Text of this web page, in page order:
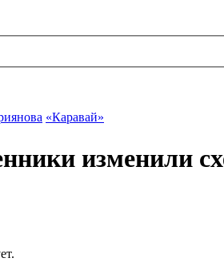
«Каравай»
изменили